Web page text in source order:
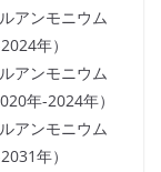
アンモニウム
年）
アンモニウム
年-2024年）
アンモニウム
年）